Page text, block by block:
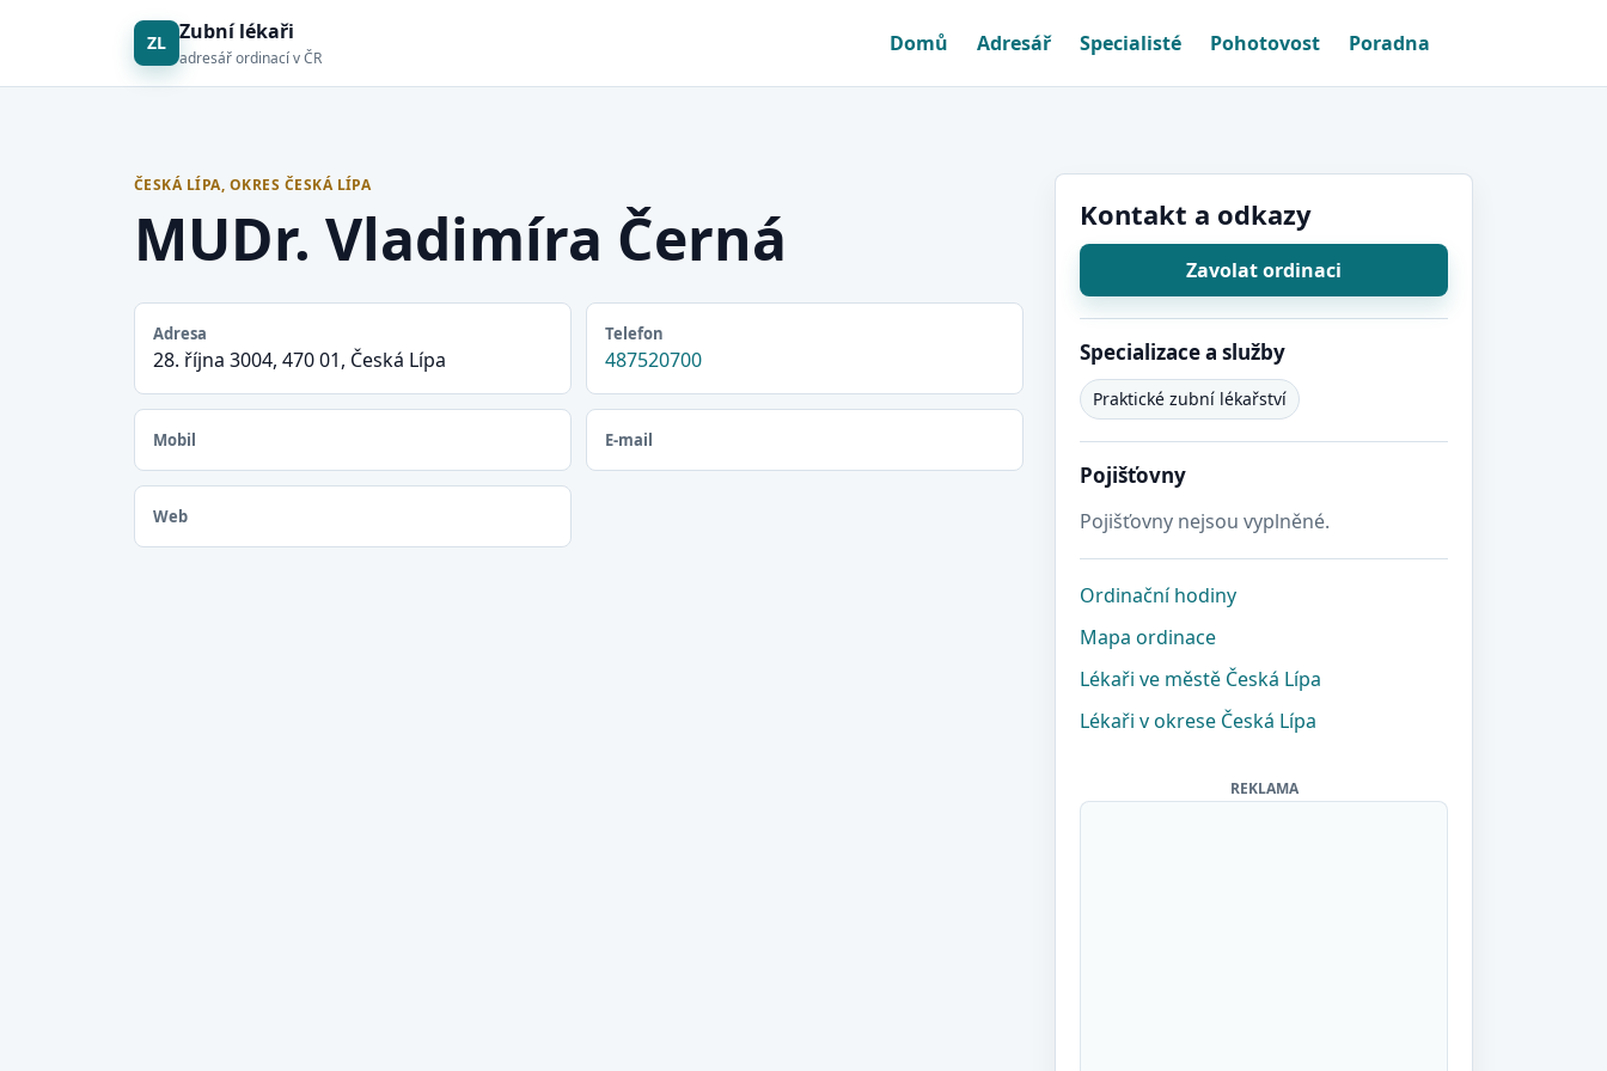
ZL Zubní lékaři
adresář ordinací v ČR
Domů Adresář Specialisté Pohotovost Poradna
ČESKÁ LÍPA, OKRES ČESKÁ LÍPA
MUDr. Vladimíra Černá
Adresa
28. října 3004, 470 01, Česká Lípa
Telefon
487520700
Mobil E-mail
Web
Kontakt a odkazy
Zavolat ordinaci
Specializace a služby
Praktické zubní lékařství
Pojišťovny
Pojišťovny nejsou vyplněné.
Ordinační hodiny
Mapa ordinace
Lékaři ve městě Česká Lípa
Lékaři v okrese Česká Lípa
REKLAMA